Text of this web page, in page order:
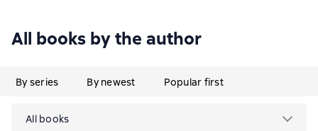
All books by the author
By series By newest Popular first
All books